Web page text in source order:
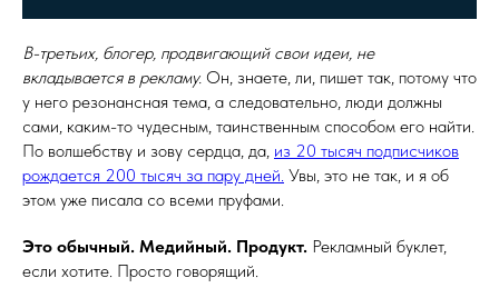
В-третьих, блогер, продвигающий свои идеи, не
вкладывается в рекламу. Он, знаете, ли, пишет так, потому что
у него резонансная тема, а следовательно, люди должны
сами, каким-то чудесным, таинственным способом его найти.
По волшебству и зову сердца, да, из 20 тысяч подписчиков
рождается 200 тысяч за пару дней. Увы, это не так, и я об
этом уже писала со всеми пруфами.
Это обычный. Медийный. Продукт. Рекламный буклет,
если хотите. Просто говорящий.